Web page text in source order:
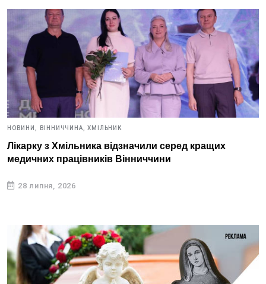
НОВИНИ, ВІННИЧЧИНА, ХМІЛЬНИК
Лікарку з Хмільника відзначили серед кращих
медичних працівників Вінниччини
28 липня, 2026